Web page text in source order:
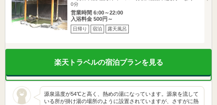
0分
営業時間 6:00～22:00
入浴料金 500円～
日帰り 宿泊 露天風呂
楽天トラベルの宿泊プランを見る
源泉温度が54℃と高く、熱めの湯になっています。源泉を流して
いる所が掛け湯の場所のように設置されていますが、さすがに熱